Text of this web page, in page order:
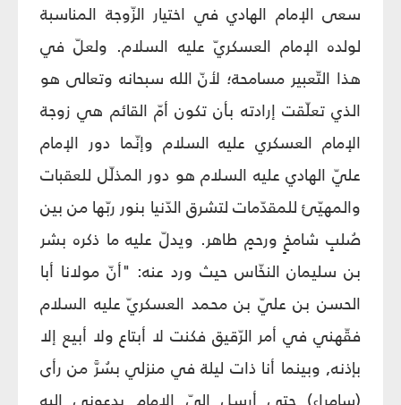
سعى الإمام الهادي في اختيار الزّوجة المناسبة
لولده الإمام العسكريّ عليه السلام. ولعلّ في
هذا التّعبير مسامحة؛ لأنّ الله سبحانه وتعالى هو
الذي تعلّقت إرادته بأن تكون أمّ القائم هي زوجة
الإمام العسكري عليه السلام وإنّما دور الإمام
عليّ الهادي عليه السلام هو دور المذلّل للعقبات
والمهيّئ للمقدّمات لتشرق الدّنيا بنور ربّها من بين
صُلبٍ شامخٍ ورحمٍ طاهر. ويدلّ عليه ما ذكره بشر
بن سليمان النخّاس حيث ورد عنه: "أنّ مولانا أبا
الحسن بن عليّ بن محمد العسكريّ عليه السلام
فقّهني في أمر الرّقيق فكنت لا أبتاع ولا أبيع إلا
بإذنه, وبينما أنا ذات ليلة في منزلي بسُرَّ من رأى